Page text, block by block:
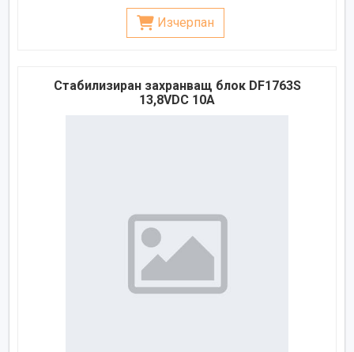
Изчерпан
Стабилизиран захранващ блок DF1763S
13,8VDC 10A